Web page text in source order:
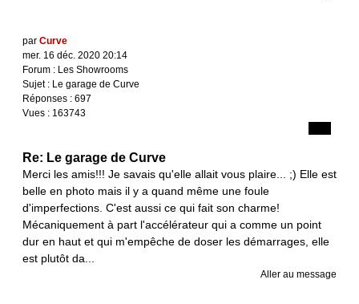
par Curve
mer. 16 déc. 2020 20:14
Forum : Les Showrooms
Sujet : Le garage de Curve
Réponses : 697
Vues : 163743
Re: Le garage de Curve
Merci les amis!!! Je savais qu'elle allait vous plaire... ;) Elle est
belle en photo mais il y a quand même une foule
d'imperfections. C'est aussi ce qui fait son charme!
Mécaniquement à part l'accélérateur qui a comme un point
dur en haut et qui m'empêche de doser les démarrages, elle
est plutôt da...
Aller au message